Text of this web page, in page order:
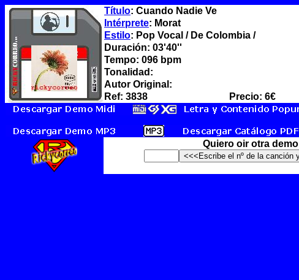
Título: Cuando Nadie Ve
Intérprete: Morat
Estilo: Pop Vocal / De Colombia /
Duración: 03'40''
Tempo: 096 bpm
Tonalidad:
Autor Original:
Ref: 3838
Precio: 6€
Quiero oir otra demo